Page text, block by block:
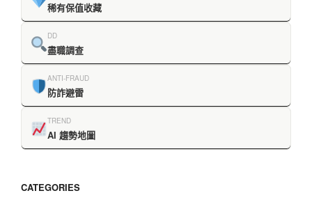
稀有保值收藏
DD
盡職調查
ANTI-FRAUD
防詐避雷
TREND
AI 趨勢地圖
CATEGORIES